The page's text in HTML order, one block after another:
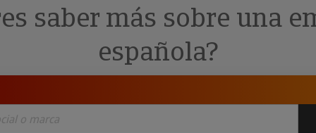
y ERP
· Recuperación de
Investigada
saber más sobre una
española?